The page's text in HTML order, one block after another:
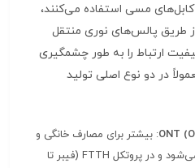
مسی استفاده می‌کنند،
طریق پالس‌های نوری منتقل
ارتباط را به طور چشمگیری
در دو نوع اصلی تولید
ONT: بیشتر برای مصارف خانگی و
شرکت‌های کوچک استفاده می‌شود و در پروتکل FTTH (فیبر تا